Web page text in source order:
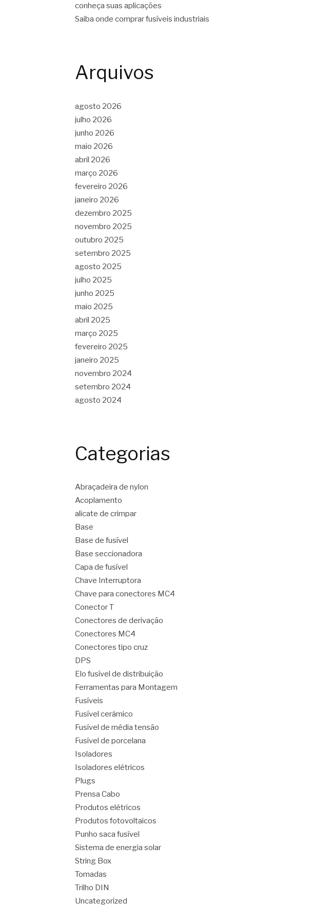
conheça suas aplicações
Saiba onde comprar fusíveis industriais
Arquivos
agosto 2026
julho 2026
junho 2026
maio 2026
abril 2026
março 2026
fevereiro 2026
janeiro 2026
dezembro 2025
novembro 2025
outubro 2025
setembro 2025
agosto 2025
julho 2025
junho 2025
maio 2025
abril 2025
março 2025
fevereiro 2025
janeiro 2025
novembro 2024
setembro 2024
agosto 2024
Categorias
Abraçadeira de nylon
Acoplamento
alicate de crimpar
Base
Base de fusível
Base seccionadora
Capa de fusível
Chave Interruptora
Chave para conectores MC4
Conector T
Conectores de derivação
Conectores MC4
Conectores tipo cruz
DPS
Elo fusível de distribuição
Ferramentas para Montagem
Fusíveis
Fusível cerâmico
Fusível de média tensão
Fusível de porcelana
Isoladores
Isoladores elétricos
Plugs
Prensa Cabo
Produtos elétricos
Produtos fotovoltaicos
Punho saca fusível
Sistema de energia solar
String Box
Tomadas
Trilho DIN
Uncategorized